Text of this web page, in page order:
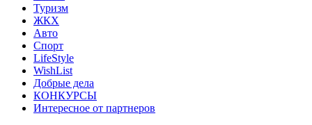
Туризм
ЖКХ
Авто
Спорт
LifeStyle
WishList
Добрые дела
КОНКУРСЫ
Интересное от партнеров